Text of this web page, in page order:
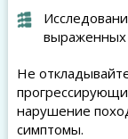
выраженных
Не
нарушение
симптомы.